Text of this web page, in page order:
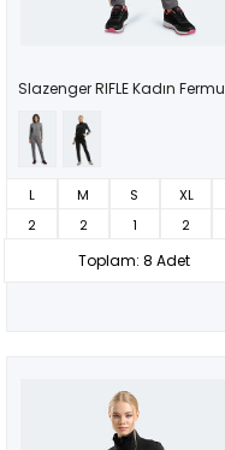
L M S XL
2
2 1 2
Toplam: 8 Adet